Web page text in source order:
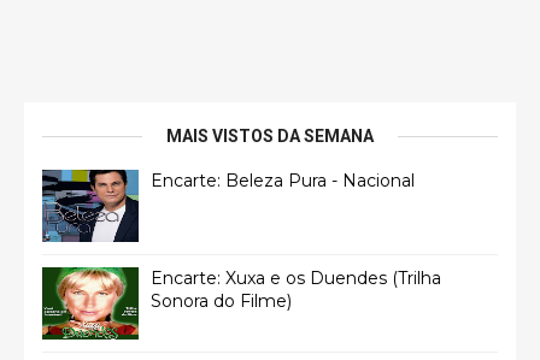
MAIS VISTOS DA SEMANA
Encarte: Beleza Pura - Nacional
Encarte: Xuxa e os Duendes (Trilha
Sonora do Filme)